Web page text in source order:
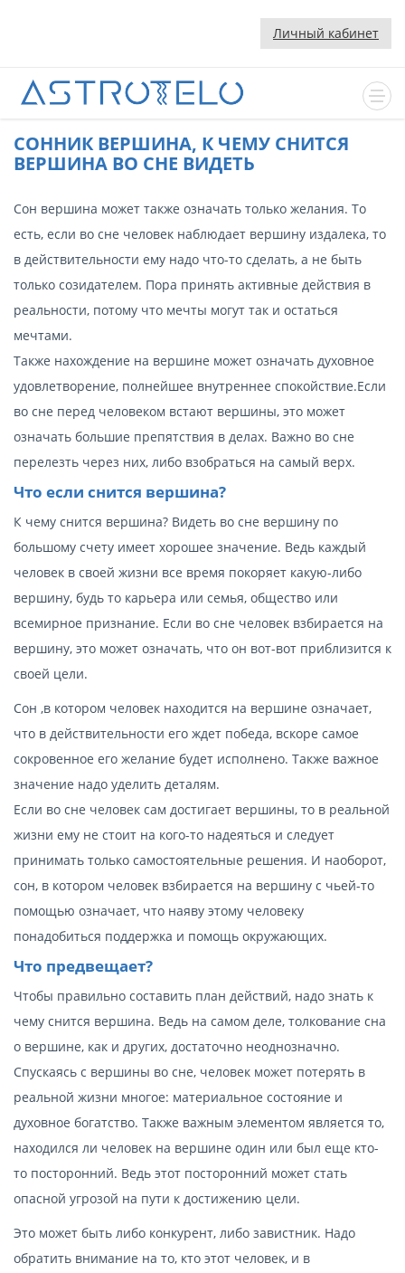
Личный кабинет
CОННИК ВЕРШИНА, К ЧЕМУ СНИТСЯ
ВЕРШИНА ВО СНЕ ВИДЕТЬ
Сон вершина может также означать только желания. То
есть, если во сне человек наблюдает вершину издалека, то
в действительности ему надо что-то сделать, а не быть
только созидателем. Пора принять активные действия в
реальности, потому что мечты могут так и остаться
мечтами.
Также нахождение на вершине может означать духовное
удовлетворение, полнейшее внутреннее спокойствие.Если
во сне перед человеком встают вершины, это может
означать большие препятствия в делах. Важно во сне
перелезть через них, либо взобраться на самый верх.
Что если снится вершина?
К чему снится вершина? Видеть во сне вершину по
большому счету имеет хорошее значение. Ведь каждый
человек в своей жизни все время покоряет какую-либо
вершину, будь то карьера или семья, общество или
всемирное признание. Если во сне человек взбирается на
вершину, это может означать, что он вот-вот приблизится к
своей цели.
Сон ,в котором человек находится на вершине означает,
что в действительности его ждет победа, вскоре самое
сокровенное его желание будет исполнено. Также важное
значение надо уделить деталям.
Если во сне человек сам достигает вершины, то в реальной
жизни ему не стоит на кого-то надеяться и следует
принимать только самостоятельные решения. И наоборот,
сон, в котором человек взбирается на вершину с чьей-то
помощью означает, что наяву этому человеку
понадобиться поддержка и помощь окружающих.
Что предвещает?
Чтобы правильно составить план действий, надо знать к
чему снится вершина. Ведь на самом деле, толкование сна
о вершине, как и других, достаточно неоднозначно.
Спускаясь с вершины во сне, человек может потерять в
реальной жизни многое: материальное состояние и
духовное богатство. Также важным элементом является то,
находился ли человек на вершине один или был еще кто-
то посторонний. Ведь этот посторонний может стать
опасной угрозой на пути к достижению цели.
Это может быть либо конкурент, либо завистник. Надо
обратить внимание на то, кто этот человек, и в